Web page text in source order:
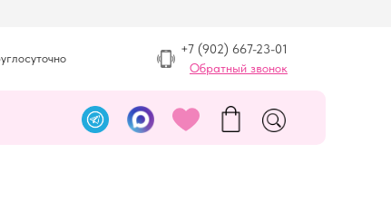
+7 (902) 667-23-01
Обратный звонок